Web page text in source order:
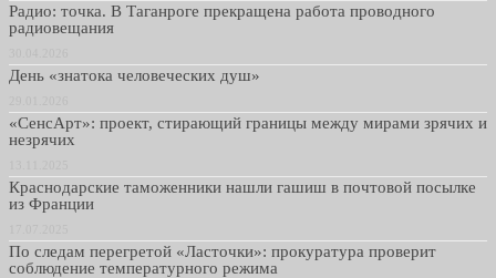
Радио: точка. В Таганроге прекращена работа проводного
радиовещания
День «знатока человеческих душ»
«СенсАрт»: проект, стирающий границы между мирами зрячих и
незрячих
Краснодарские таможенники нашли гашиш в почтовой посылке
из Франции
По следам перегретой «Ласточки»: прокуратура проверит
соблюдение температурного режима